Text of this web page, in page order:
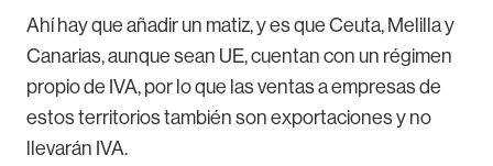
Ahí hay que añadir un matiz, y es que Ceuta, Melilla y
Canarias, aunque sean UE, cuentan con un régimen
propio de IVA, por lo que las ventas a empresas de
estos territorios también son exportaciones y no
llevarán IVA.